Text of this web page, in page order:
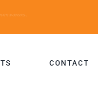
CONTACT